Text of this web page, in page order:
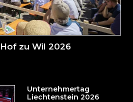
zu Wil 2026
Unternehmertag
Liechtenstein 2026